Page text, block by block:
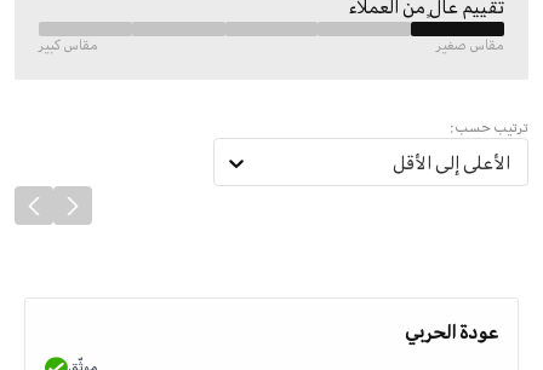
تقييم عالٍ من العملاء
مقاس صغير مقاس كبير
ترتيب حسب:
الأعلى إلى الأقل
عودة الحربي